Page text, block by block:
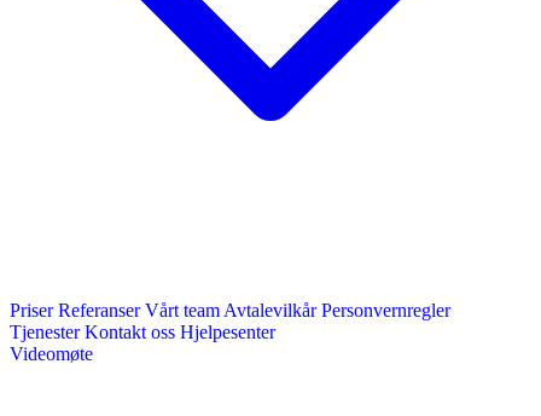
Priser Referanser Vårt team Avtalevilkår Personvernregler
Tjenester Kontakt oss Hjelpesenter
Videomøte